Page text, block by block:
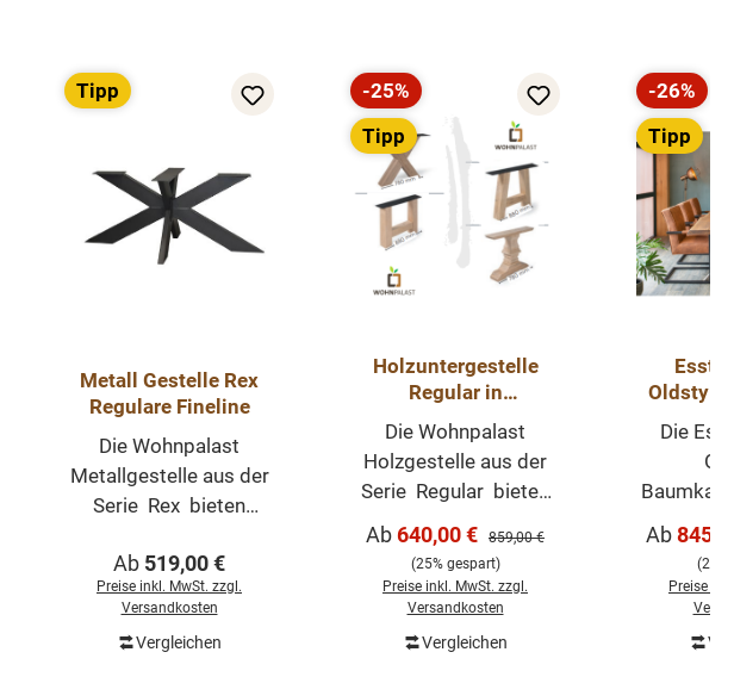
Tipp
Metall Gestelle Rex
Regulare Fineline
Die Wohnpalast
Metallgestelle aus der
Serie Rex bieten
an. Die Gestelle
wurden aus Eisen
Montageplatte aus
Regulärer Preis:
Ab 519,00 €
Preise inkl. MwSt. zzgl.
Versandkosten
Vergleichen
Rabatt
-25%
Tipp
Holzuntergestelle
Regular in
verschiedenen
Varianten
Die Wohnpalast
Holzgestelle aus der
Serie Regular bieten
verschiedene Modelle
an. Die Gestelle wurden
aus Holz (Eiche)
gefertigt und sind ggf.
mit einer
Verkaufspreis:
Ab640,00 € Regulärer Preis:
859,00 €
(25% gespart)
Preise inkl. MwSt. zzgl.
Versandkosten
Vergleichen
Rabatt
-26%
Tipp
Oldstyle
Mit V-
45-48
Die
mit
schönen
Ab
(26%
Preise